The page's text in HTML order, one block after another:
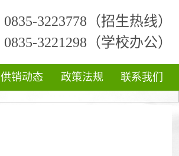
0835-3223778（招生热线）
0835-3221298（学校办公）
供销动态 政策法规 联系我们